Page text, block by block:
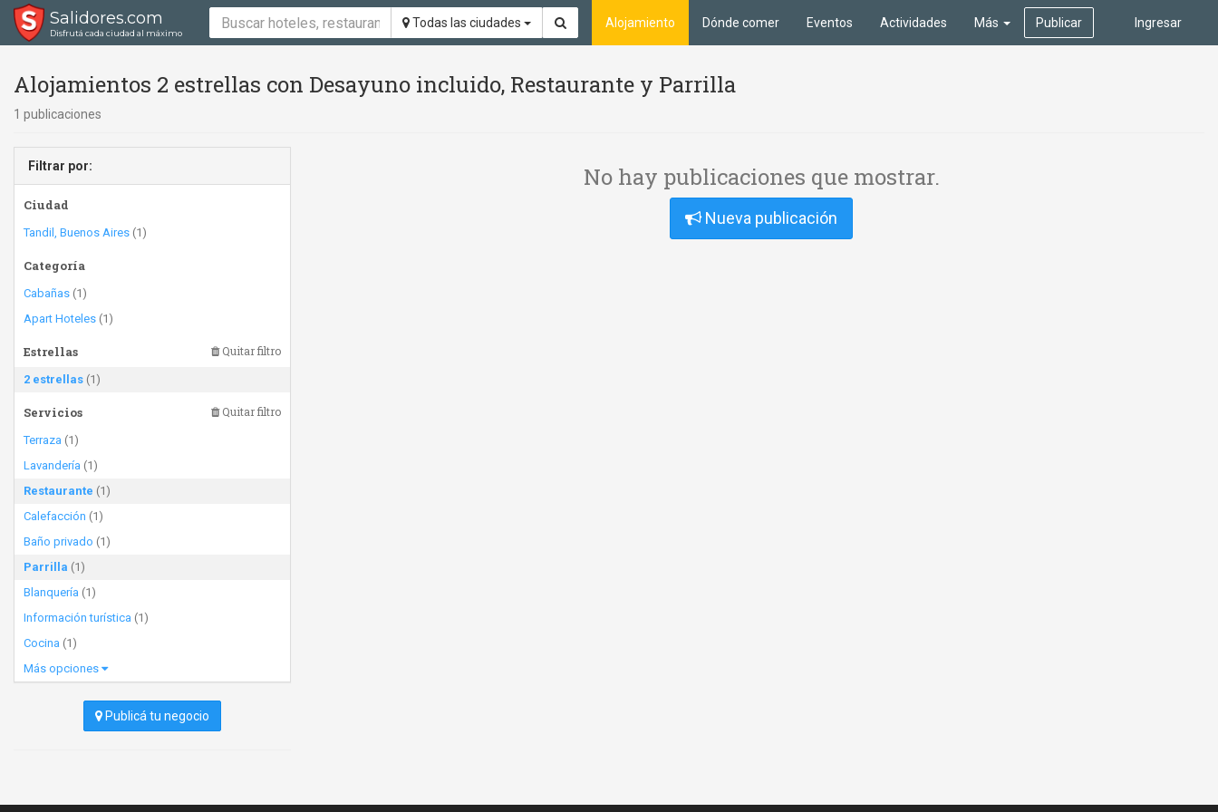
Salidores.com
Disfrutá cada ciudad al máximo
Todas las ciudades Ingresar
Alojamiento Dónde comer Eventos Actividades Más Publicar
Alojamientos 2 estrellas con Desayuno incluido, Restaurante y Parrilla
1 publicaciones
Filtrar por:
Ciudad
Tandil, Buenos Aires (1)
Categoría
Cabañas (1)
Apart Hoteles (1)
Estrellas Quitar filtro
2 estrellas (1)
Servicios Quitar filtro
Terraza (1)
Lavandería (1)
Restaurante (1)
Calefacción (1)
Baño privado (1)
Parrilla (1)
Blanquería (1)
Información turística (1)
Cocina (1)
Más opciones
Publicá tu negocio
No hay publicaciones que mostrar.
Nueva publicación